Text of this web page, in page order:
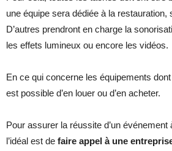
une équipe sera dédiée à la restauration,
D’autres prendront en charge la
les effets lumineux ou encore les vidéos.
En ce qui concerne les équipements
est possible d’en louer ou d’en acheter.
Pour assurer la réussite d’un événement
l’idéal est de faire appel à une